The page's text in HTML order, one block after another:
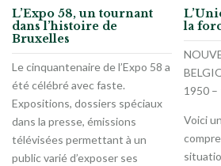
L’Expo 58, un tournant
dans l’histoire de
Bruxelles
Le cinquantenaire de l’Expo 58 a
été célébré avec faste.
Expositions, dossiers spéciaux
dans la presse, émissions
télévisées permettant à un
public varié d’exposer ses
la
1950 –
Voici